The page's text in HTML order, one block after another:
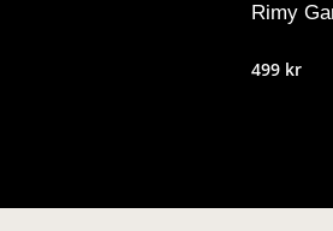
Rimy
499 kr